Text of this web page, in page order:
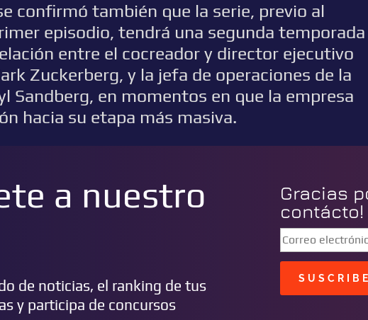
confirmó también que la serie, previo al
episodio, tendrá una segunda temporada
entre el cocreador y director ejecutivo
Zuckerberg, y la jefa de operaciones de la
Sandberg, en momentos en que la empresa
hacia su etapa más masiva.
a nuestro
de noticias, el ranking de tus
y participa de concursos
Gracias
contácto!